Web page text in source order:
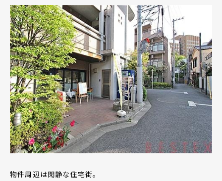
物件周辺は閑静な住宅街。